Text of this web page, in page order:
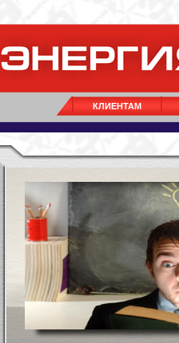
КЛИЕНТАМ